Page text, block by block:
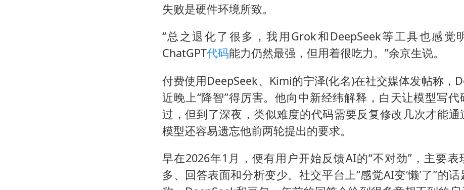
失败是硬件环境所致。
“总之退化了很多，我用Grok和DeepSeek等工具也感觉
ChatGPT代码能力仍然最强，但用着很吃力。”余京生说。
付费使用DeepSeek、Kimi的宁泽(化名)在社交媒体发帖称，
近晚上“降智”得厉害。他向中新经纬解释，白天让模型写代
过，但到了深夜，类似难度的代码需要反复修改几次才能通
模型还容易遗忘他前两轮提出的要求。
早在2026年1月，便有用户开始反馈AI的“不对劲”，主要表
多、回答表面和分析变少。社交平台上“感觉AI变‘懒’了”的